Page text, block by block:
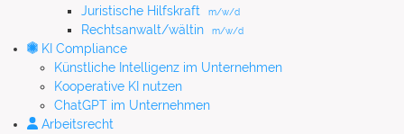
Juristische Hilfskraft m/w/d
Rechtsanwalt/wältin m/w/d
KI Compliance
Künstliche Intelligenz im Unternehmen
Kooperative KI nutzen
ChatGPT im Unternehmen
Arbeitsrecht